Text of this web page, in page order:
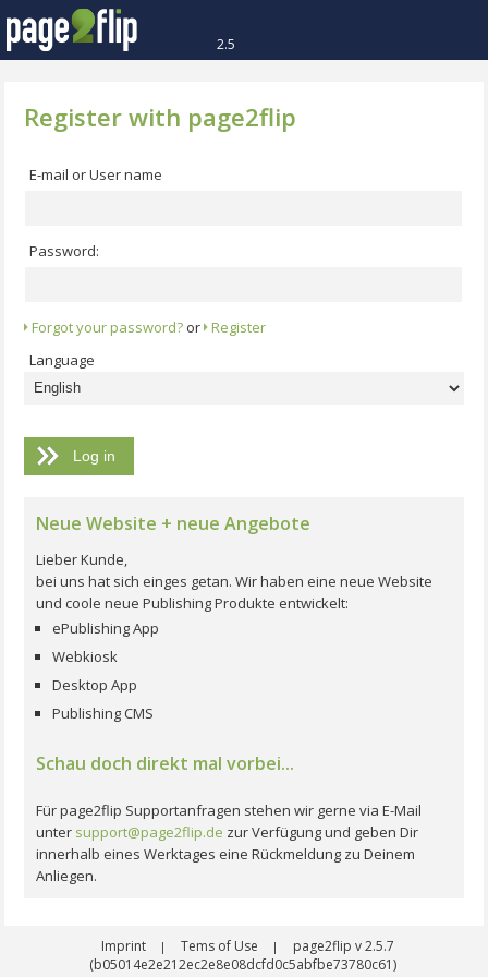
2.5
Register with page2flip
E-mail or User name
Password:
Forgot your password? or Register
Language
Neue Website + neue Angebote
Lieber Kunde,
bei uns hat sich einges getan. Wir haben eine neue Website
und coole neue Publishing Produkte entwickelt:
ePublishing App
Webkiosk
Desktop App
Publishing CMS
Schau doch direkt mal vorbei...
Für page2flip Supportanfragen stehen wir gerne via E-Mail
unter support@page2flip.de zur Verfügung und geben Dir
innerhalb eines Werktages eine Rückmeldung zu Deinem
Anliegen.
Imprint | Tems of Use |
page2flip v 2.5.7
(b05014e2e212ec2e8e08dcfd0c5abfbe73780c61)